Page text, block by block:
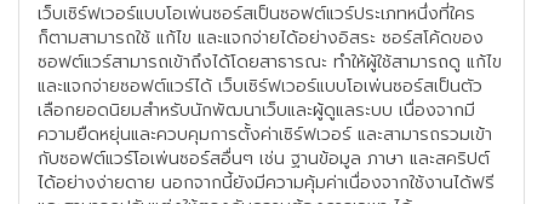
เว็บเซิร์ฟเวอร์แบบโอเพ่นซอร์สเป็นซอฟต์แวร์ประเภทหนึ่งที่ใคร
ก็ตามสามารถใช้ แก้ไข และแจกจ่ายได้อย่างอิสระ ซอร์สโค้ดของ
ซอฟต์แวร์สามารถเข้าถึงได้โดยสาธารณะ ทำให้ผู้ใช้สามารถดู แก้ไข
และแจกจ่ายซอฟต์แวร์ได้ เว็บเซิร์ฟเวอร์แบบโอเพ่นซอร์สเป็นตัว
เลือกยอดนิยมสำหรับนักพัฒนาเว็บและผู้ดูแลระบบ เนื่องจากมี
ความยืดหยุ่นและควบคุมการตั้งค่าเซิร์ฟเวอร์ และสามารถรวมเข้า
กับซอฟต์แวร์โอเพ่นซอร์สอื่นๆ เช่น ฐานข้อมูล ภาษา และสคริปต์
ได้อย่างง่ายดาย นอกจากนี้ยังมีความคุ้มค่าเนื่องจากใช้งานได้ฟรี